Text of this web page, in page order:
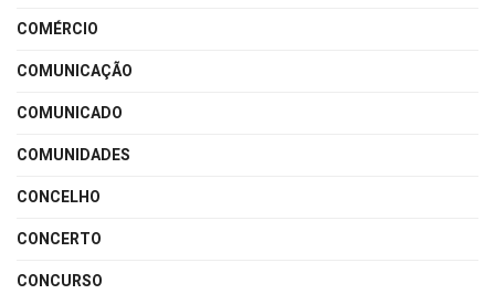
COMÉRCIO
COMUNICAÇÃO
COMUNICADO
COMUNIDADES
CONCELHO
CONCERTO
CONCURSO